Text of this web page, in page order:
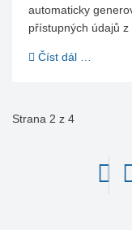
automaticky
přístupných údajů z
Číst dál …
Strana 2 z 4